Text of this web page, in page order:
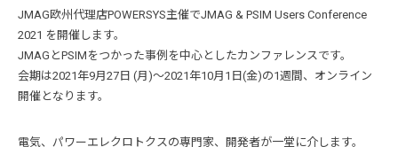
JMAG欧州代理店POWERSYS主催でJMAG & PSIM Users Conference
2021 を開催します。
JMAGとPSIMをつかった事例を中心としたカンファレンスです。
会期は2021年9月27日 (月)～2021年10月1日(金)の1週間、オンライン
開催となります。
電気、パワーエレクロトクスの専門家、開発者が一堂に介します。